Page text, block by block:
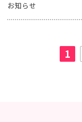
お知らせ
1